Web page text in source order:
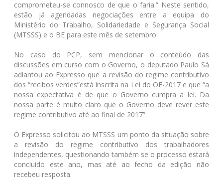
comprometeu-se connosco de que o faria.” Neste sentido,
estão já agendadas negociações entre a equipa do
Ministério do Trabalho, Solidariedade e Segurança Social
(MTSSS) e o BE para este mês de setembro.
No caso do PCP, sem mencionar o conteúdo das
discussões em curso com o Governo, o deputado Paulo Sá
adiantou ao Expresso que a revisão do regime contributivo
dos “recibos verdes”está inscrita na Lei do OE-2017 e que “a
nossa expectativa é de que o Governo cumpra a lei. Da
nossa parte é muito claro que o Governo deve rever este
regime contributivo até ao final de 2017”.
O Expresso solicitou ao MTSSS um ponto da situação sobre
a revisão do regime contributivo dos trabalhadores
independentes, questionando também se o processo estará
concluído este ano, mas até ao fecho da edição não
recebeu resposta.